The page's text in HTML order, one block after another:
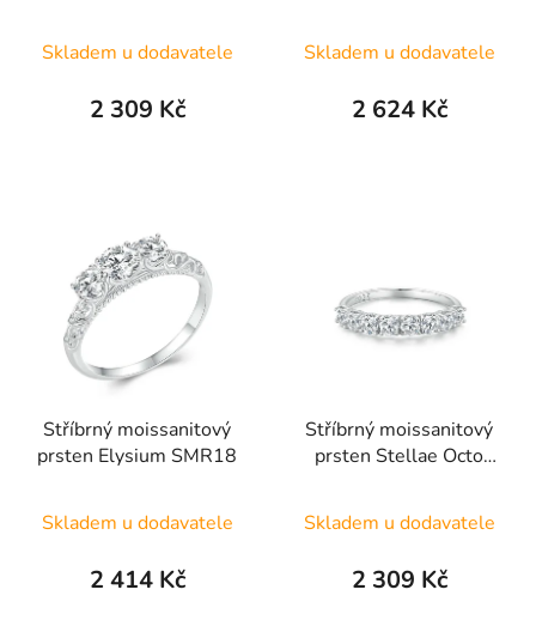
Skladem u dodavatele
2 309 Kč
Skladem u dodavatele
2 624 Kč
Stříbrný moissanitový
prsten Elysium SMR18
Skladem u dodavatele
2 414 Kč
Stříbrný moissanitový
prsten Stellae Octo
Skladem u dodavatele
2 309 Kč